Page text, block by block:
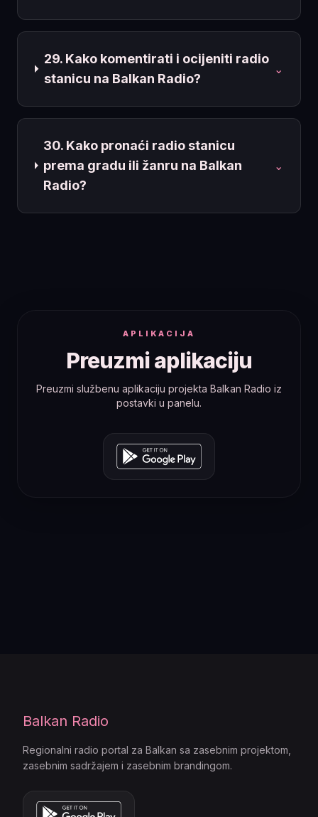
29. Kako komentirati i ocijeniti radio
stanicu na Balkan Radio?
⌄
30. Kako pronaći radio stanicu
prema gradu ili žanru na Balkan
Radio?
⌄
APLIKACIJA
Preuzmi aplikaciju
Preuzmi službenu aplikaciju projekta Balkan Radio iz
postavki u panelu.
Balkan Radio
Regionalni radio portal za Balkan sa zasebnim projektom,
zasebnim sadržajem i zasebnim brandingom.